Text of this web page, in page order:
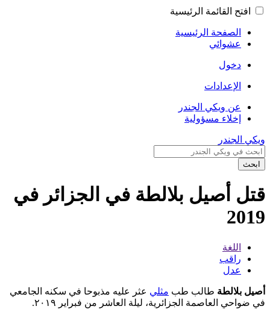
افتح القائمة الرئيسية
الصفحة الرئيسية
عشوائي
دخول
الإعدادات
عن ويكي الجندر
إخلاء مسؤولية
ويكي الجندر
ابحث
قتل أصيل بلالطة في الجزائر في
2019
اللغة
راقب
عدل
أصيل بلالطة طالب طب مثلي عثر عليه مذبوحا في سكنه الجامعي
في ضواحي العاصمة الجزائرية، ليلة العاشر من فبراير ٢٠١٩.